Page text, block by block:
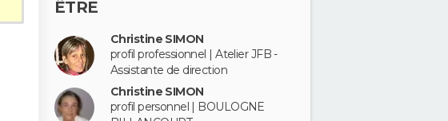
ÊTRE
Christine SIMON
profil professionnel | Atelier JFB -
Assistante de direction
Christine SIMON
profil personnel | BOULOGNE